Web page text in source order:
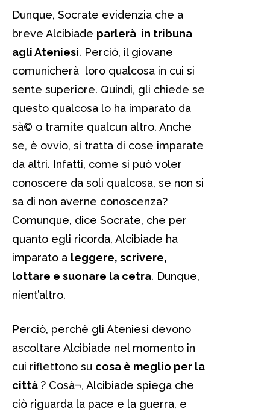
Dunque, Socrate evidenzia che a
breve Alcibiade parlerà in tribuna
agli Ateniesi. Perciò, il giovane
comunicherà loro qualcosa in cui si
sente superiore. Quindi, gli chiede se
questo qualcosa lo ha imparato da
sà© o tramite qualcun altro. Anche
se, è ovvio, si tratta di cose imparate
da altri. Infatti, come si può voler
conoscere da soli qualcosa, se non si
sa di non averne conoscenza?
Comunque, dice Socrate, che per
quanto egli ricorda, Alcibiade ha
imparato a leggere, scrivere,
lottare e suonare la cetra. Dunque,
nient’altro.
Perciò, perchè gli Ateniesi devono
ascoltare Alcibiade nel momento in
cui riflettono su cosa è meglio per la
città ? Cosà¬, Alcibiade spiega che
ciò riguarda la pace e la guerra, e